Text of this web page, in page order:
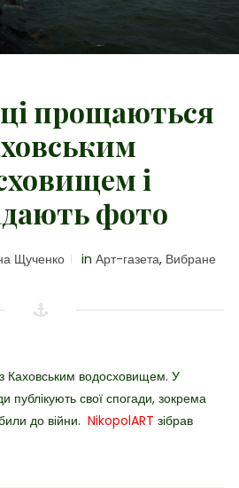
прощаються
і
фото
Щученко in Арт-газета, Вибране
Каховським водосховищем. У
публікують свої спогади, зокрема
до війни. NikopolART зібрав